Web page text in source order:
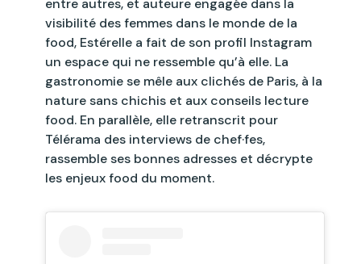
entre autres, et auteure engagée dans la
visibilité des femmes dans le monde de la
food, Estérelle a fait de son profil Instagram
un espace qui ne ressemble qu’à elle. La
gastronomie se mêle aux clichés de Paris, à la
nature sans chichis et aux conseils lecture
food. En parallèle, elle retranscrit pour
Télérama des interviews de chef·fes,
rassemble ses bonnes adresses et décrypte
les enjeux food du moment.